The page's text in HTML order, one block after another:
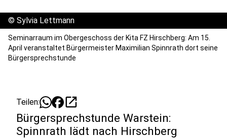
© Sylvia Lettmann
Seminarraum im Obergeschoss der Kita FZ Hirschberg: Am 15.
April veranstaltet Bürgermeister Maximilian Spinnrath dort seine
Bürgersprechstunde
Teilen: open_in_new
Bürgersprechstunde Warstein:
Spinnrath lädt nach Hirschberg